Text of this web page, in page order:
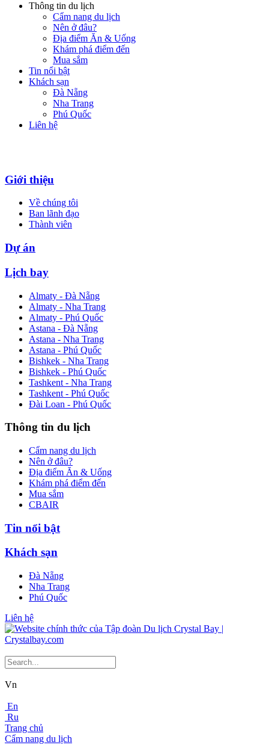
Thông tin du lịch
Cẩm nang du lịch
Nên ở đâu?
Địa điểm Ăn & Uống
Khám phá điểm đến
Mua sắm
Tin nổi bật
Khách sạn
Đà Nẵng
Nha Trang
Phú Quốc
Liên hệ
Giới thiệu
Về chúng tôi
Ban lãnh đạo
Thành viên
Dự án
Lịch bay
Almaty - Đà Nẵng
Almaty - Nha Trang
Almaty - Phú Quốc
Astana - Đà Nẵng
Astana - Nha Trang
Astana - Phú Quốc
Bishkek - Nha Trang
Bishkek - Phú Quốc
Tashkent - Nha Trang
Tashkent - Phú Quốc
Đài Loan - Phú Quốc
Thông tin du lịch
Cẩm nang du lịch
Nên ở đâu?
Địa điểm Ăn & Uống
Khám phá điểm đến
Mua sắm
CBAIR
Tin nổi bật
Khách sạn
Đà Nẵng
Nha Trang
Phú Quốc
Liên hệ
Vn
En
Ru
Trang chủ
Cẩm nang du lịch